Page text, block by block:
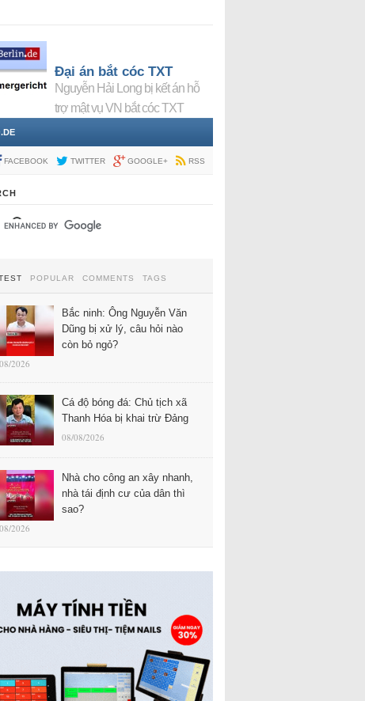
Đại án bắt cóc TXT
Nguyễn Hải Long bị kết án hỗ
trợ mật vụ VN bắt cóc TXT
FACEBOOK TWITTER GOOGLE+ RSS
POPULAR COMMENTS TAGS
Bắc ninh: Ông Nguyễn Văn
Dũng bị xử lý, câu hỏi nào
còn bỏ ngỏ?
2026
Cá độ bóng đá: Chủ tịch xã
Thanh Hóa bị khai trừ Đảng
08/08/2026
Nhà cho công an xây nhanh,
nhà tái định cư của dân thì
sao?
2026